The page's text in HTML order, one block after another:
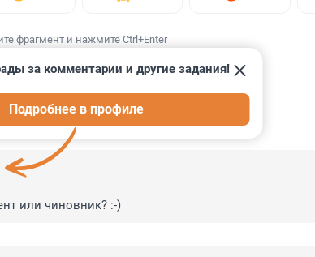
фрагмент и нажмите Ctrl+Enter
за комментарии и другие задания!
Подробнее в профиле
или чиновник? :-)